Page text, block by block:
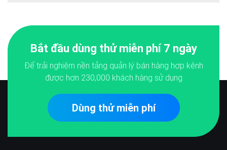
Bắt đầu dùng thử miễn phí 7 ngày
Để trải nghiệm nền tảng quản lý bán hàng hợp kênh
được hơn 230,000 khách hàng sử dụng
Dùng thử miễn phí